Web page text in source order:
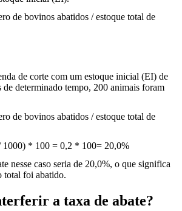
de bovinos abatidos / estoque total de
de corte com um estoque inicial (EI) de
de determinado tempo, 200 animais foram
de bovinos abatidos / estoque total de
1000) * 100 = 0,2 * 100= 20,0%
nesse caso seria de 20,0%, o que significa
total foi abatido.
a taxa de abate?